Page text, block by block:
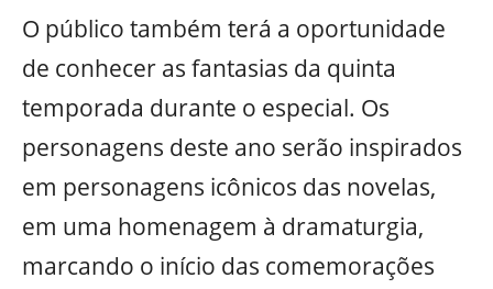
O público também terá a oportunidade
de conhecer as fantasias da quinta
temporada durante o especial. Os
personagens deste ano serão inspirados
em personagens icônicos das novelas,
em uma homenagem à dramaturgia,
marcando o início das comemorações